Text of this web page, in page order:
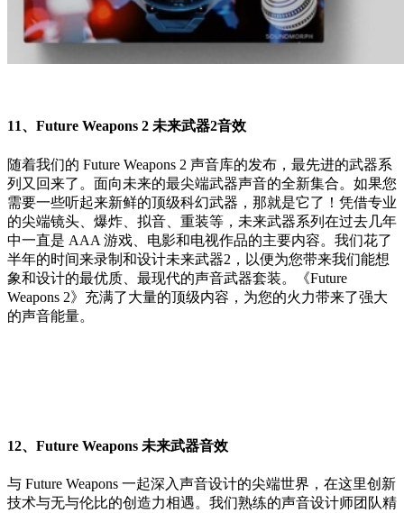
11、Future Weapons 2 未来武器2音效
随着我们的 Future Weapons 2 声音库的发布，最先进的武器系
列又回来了。面向未来的最尖端武器声音的全新集合。如果您
需要一些听起来新鲜的顶级科幻武器，那就是它了！凭借专业
的尖端镜头、爆炸、拟音、重装等，未来武器系列在过去几年
中一直是 AAA 游戏、电影和电视作品的主要内容。我们花了
半年的时间来录制和设计未来武器2，以便为您带来我们能想
象和设计的最优质、最现代的声音武器套装。《Future
Weapons 2》充满了大量的顶级内容，为您的火力带来了强大
的声音能量。
12、Future Weapons 未来武器音效
与 Future Weapons 一起深入声音设计的尖端世界，在这里创新
技术与无与伦比的创造力相遇。我们熟练的声音设计师团队精